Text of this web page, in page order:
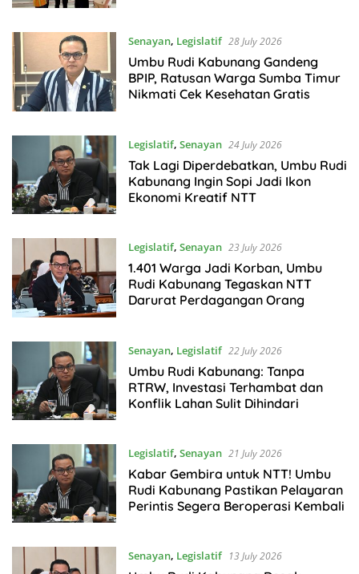
Senayan, Legislatif 28 July 2026
Umbu Rudi Kabunang Gandeng
BPIP, Ratusan Warga Sumba Timur
Nikmati Cek Kesehatan Gratis
Legislatif, Senayan 24 July 2026
Tak Lagi Diperdebatkan, Umbu Rudi
Kabunang Ingin Sopi Jadi Ikon
Ekonomi Kreatif NTT
Legislatif, Senayan 23 July 2026
1.401 Warga Jadi Korban, Umbu
Rudi Kabunang Tegaskan NTT
Darurat Perdagangan Orang
Senayan, Legislatif 22 July 2026
Umbu Rudi Kabunang: Tanpa
RTRW, Investasi Terhambat dan
Konflik Lahan Sulit Dihindari
Legislatif, Senayan 21 July 2026
Kabar Gembira untuk NTT! Umbu
Rudi Kabunang Pastikan Pelayaran
Perintis Segera Beroperasi Kembali
Senayan, Legislatif 13 July 2026